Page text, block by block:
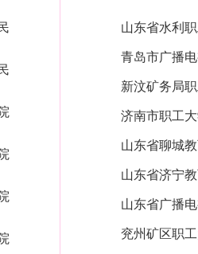
山东省水利
青岛市广播
新汶矿务局
济南市职工
山东省聊城
山东省济宁
山东省广播
兖州矿区职